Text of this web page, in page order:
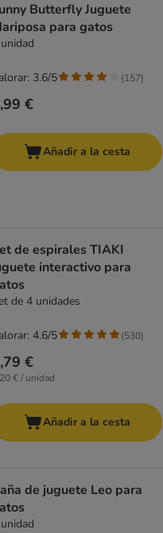
Butterfly Juguete
para gatos
€
3.6/5 (157)
Añadir a la cesta
de espirales TIAKI
interactivo para
Set de 4 unidades
€
€ / unidad
4.6/5 (530)
Añadir a la cesta
de juguete Leo para